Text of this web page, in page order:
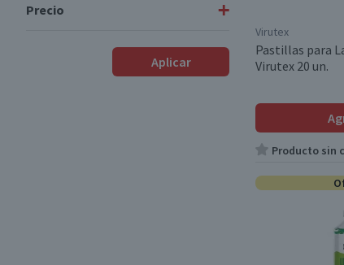
Detergente Lavavajillas
Lavalozas(3)
Abrillantadores de
Precio +
Aplicar
Virutex
Pastillas para
Virutex 20 un.
Producto sin